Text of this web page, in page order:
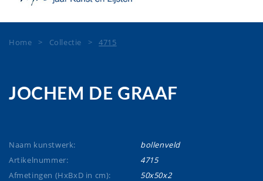
Home > Collectie >4715
JOCHEM DE GRAAF
Naam kunstwerk:
bollenveld
Artikelnummer:
4715
Afmetingen (HxBxD in cm):
50x50x2